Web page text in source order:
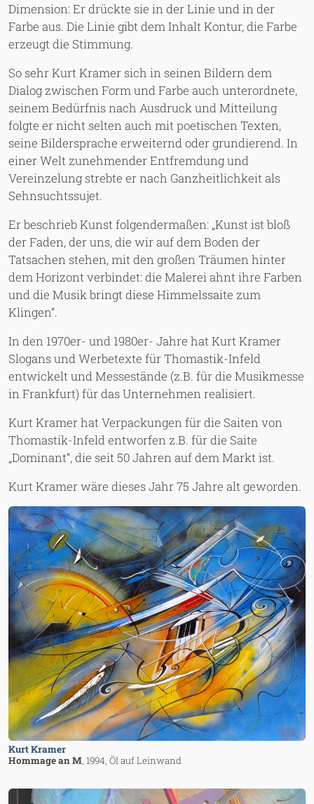
Dimension: Er drückte sie in der Linie und in der
Farbe aus. Die Linie gibt dem Inhalt Kontur, die Farbe
erzeugt die Stimmung.
So sehr Kurt Kramer sich in seinen Bildern dem
Dialog zwischen Form und Farbe auch unterordnete,
seinem Bedürfnis nach Ausdruck und Mitteilung
folgte er nicht selten auch mit poetischen Texten,
seine Bildersprache erweiternd oder grundierend. In
einer Welt zunehmender Entfremdung und
Vereinzelung strebte er nach Ganzheitlichkeit als
Sehnsuchtssujet.
Er beschrieb Kunst folgendermaßen: „Kunst ist bloß
der Faden, der uns, die wir auf dem Boden der
Tatsachen stehen, mit den großen Träumen hinter
dem Horizont verbindet: die Malerei ahnt ihre Farben
und die Musik bringt diese Himmelssaite zum
Klingen“.
In den 1970er- und 1980er- Jahre hat Kurt Kramer
Slogans und Werbetexte für Thomastik-Infeld
entwickelt und Messestände (z.B. für die Musikmesse
in Frankfurt) für das Unternehmen realisiert.
Kurt Kramer hat Verpackungen für die Saiten von
Thomastik-Infeld entworfen z.B. für die Saite
„Dominant“, die seit 50 Jahren auf dem Markt ist.
Kurt Kramer wäre dieses Jahr 75 Jahre alt geworden.
Image
Kurt Kramer
Hommage an M, 1994, Öl auf Leinwand
Image